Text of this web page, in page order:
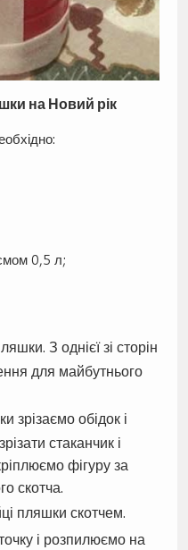
на Новий рік
0,5 л;
З однієї зі сторін
для майбутнього
зрізаємо обідок і
стаканчик і
фігуру за
скотча.
пляшки скотчем.
і розпилюємо на